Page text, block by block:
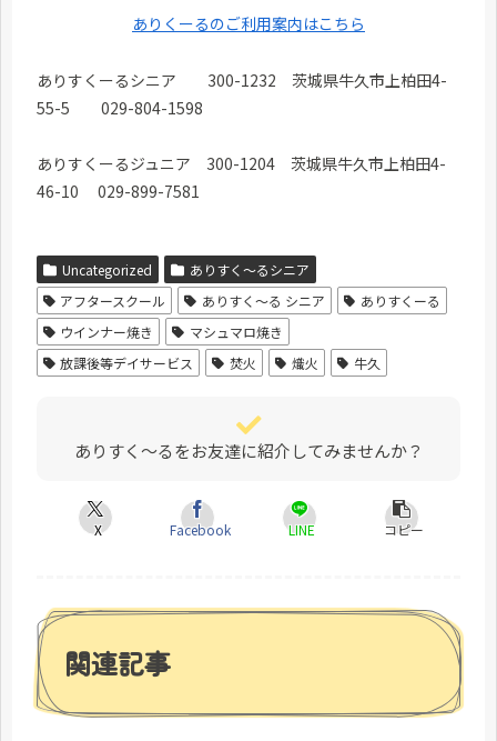
ありくーるのご利用案内はこちら
ありすくーるシニア 300-1232 茨城県牛久市上柏田4-
55-5 029-804-1598
ありすくーるジュニア 300-1204 茨城県牛久市上柏田4-
46-10 029-899-7581
Uncategorized
ありすく～るシニア
アフタースクール
ありすく〜る シニア
ありすくーる
ウインナー焼き
マシュマロ焼き
放課後等デイサービス
焚火 熾火 牛久
ありすく～るをお友達に紹介してみませんか？
X Facebook LINE コピー
関連記事